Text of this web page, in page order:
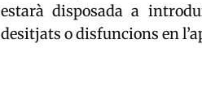
estarà disposada a
desitjats o disfuncions en